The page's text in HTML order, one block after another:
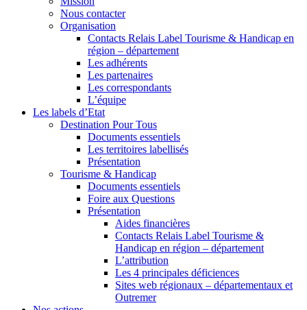
Nous contacter
Organisation
Contacts Relais Label Tourisme & Handicap en
région – département
Les adhérents
Les partenaires
Les correspondants
L’équipe
Les labels d’Etat
Destination Pour Tous
Documents essentiels
Les territoires labellisés
Présentation
Tourisme & Handicap
Documents essentiels
Foire aux Questions
Présentation
Aides financières
Contacts Relais Label Tourisme &
Handicap en région – département
L’attribution
Les 4 principales déficiences
Sites web régionaux – départementaux et
Outremer